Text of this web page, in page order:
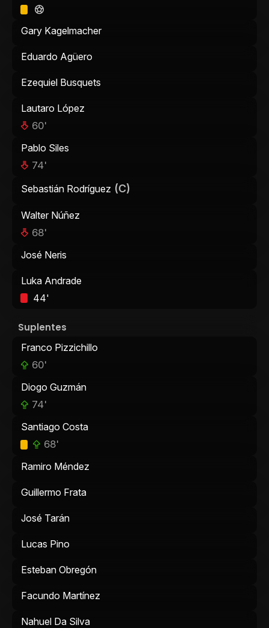
Gary Kagelmacher
Eduardo Agüero
Ezequiel Busquets
Lautaro López
60'
Pablo Siles
74'
Sebastián Rodríguez (C)
Walter Núñez
68'
José Neris
Luka Andrade
44'
Suplentes
Franco Pizzichillo
60'
Diogo Guzmán
74'
Santiago Costa
68'
Ramiro Méndez
Guillermo Frata
José Tarán
Lucas Pino
Esteban Obregón
Facundo Martínez
Nahuel Da Silva